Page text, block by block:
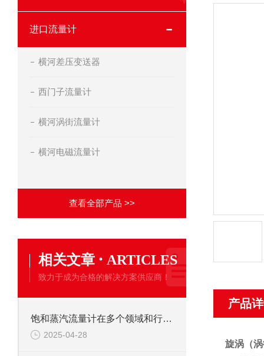
进口流量计
横河差压变送器
西门子流量计
横河涡街流量计
横河电磁流量计
查看全部产品 >>
相关文章 · ARTICLES
致力于成为合格的解决方案供应商！
饱和蒸汽流量计在多个领域和行业中都有广泛的应用
2025-04-28
产品
旋涡（